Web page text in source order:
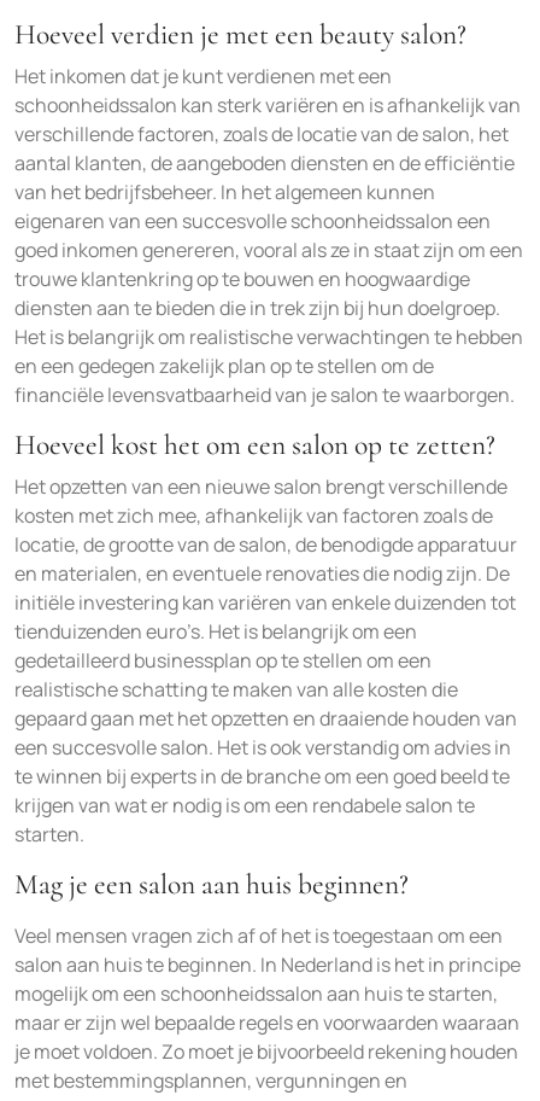
Hoeveel verdien je met een beauty salon?
Het inkomen dat je kunt verdienen met een
schoonheidssalon kan sterk variëren en is afhankelijk van
verschillende factoren, zoals de locatie van de salon, het
aantal klanten, de aangeboden diensten en de efficiëntie
van het bedrijfsbeheer. In het algemeen kunnen
eigenaren van een succesvolle schoonheidssalon een
goed inkomen genereren, vooral als ze in staat zijn om een
trouwe klantenkring op te bouwen en hoogwaardige
diensten aan te bieden die in trek zijn bij hun doelgroep.
Het is belangrijk om realistische verwachtingen te hebben
en een gedegen zakelijk plan op te stellen om de
financiële levensvatbaarheid van je salon te waarborgen.
Hoeveel kost het om een ​​salon op te zetten?
Het opzetten van een nieuwe salon brengt verschillende
kosten met zich mee, afhankelijk van factoren zoals de
locatie, de grootte van de salon, de benodigde apparatuur
en materialen, en eventuele renovaties die nodig zijn. De
initiële investering kan variëren van enkele duizenden tot
tienduizenden euro’s. Het is belangrijk om een
gedetailleerd businessplan op te stellen om een
realistische schatting te maken van alle kosten die
gepaard gaan met het opzetten en draaiende houden van
een succesvolle salon. Het is ook verstandig om advies in
te winnen bij experts in de branche om een goed beeld te
krijgen van wat er nodig is om een rendabele salon te
starten.
Mag je een salon aan huis beginnen?
Veel mensen vragen zich af of het is toegestaan om een
salon aan huis te beginnen. In Nederland is het in principe
mogelijk om een schoonheidssalon aan huis te starten,
maar er zijn wel bepaalde regels en voorwaarden waaraan
je moet voldoen. Zo moet je bijvoorbeeld rekening houden
met bestemmingsplannen, vergunningen en